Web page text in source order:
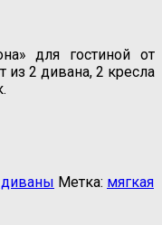
для гостиной от
из 2 дивана, 2 кресла
диваны Метка: мягкая